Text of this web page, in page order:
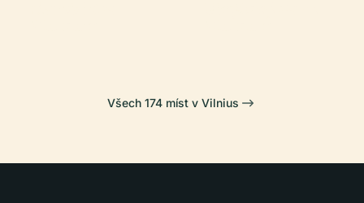
Všech 174 míst v Vilnius